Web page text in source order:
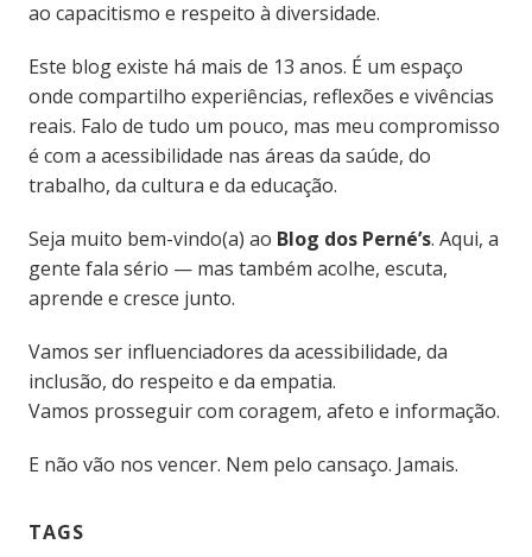
ao capacitismo e respeito à diversidade.
Este blog existe há mais de 13 anos. É um espaço
onde compartilho experiências, reflexões e vivências
reais. Falo de tudo um pouco, mas meu compromisso
é com a acessibilidade nas áreas da saúde, do
trabalho, da cultura e da educação.
Seja muito bem-vindo(a) ao Blog dos Perné’s. Aqui, a
gente fala sério — mas também acolhe, escuta,
aprende e cresce junto.
Vamos ser influenciadores da acessibilidade, da
inclusão, do respeito e da empatia.
Vamos prosseguir com coragem, afeto e informação.
E não vão nos vencer. Nem pelo cansaço. Jamais.
TAGS